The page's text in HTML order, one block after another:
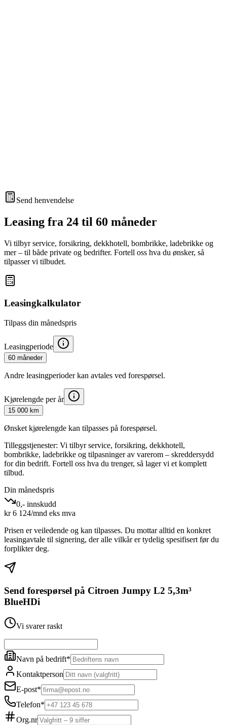
Send henvendelse
Leasing fra 24 til 60 måneder
Vi tilbyr service, forsikring, dekkhotell, bombrikke, ladebrikke og
mer – til både private og bedrifter. Fortell oss hva du ønsker, så
tilpasser vi tilbudet.
Leasingkalkulator
Tilpass din månedspris
Leasingperiode
60 måneder
Andre leasingperioder kan avtales ved forespørsel.
Kjørelengde per år
15 000 km
Ønsket kjørelengde kan tilpasses på forespørsel.
Tilleggstjenester: Vi tilbyr service, forsikring, dekkhotell,
bombrikke, ladebrikke og tilpasninger av varerom – skreddersydd
for din bedrift. Fortell oss hva du trenger, så lager vi et komplett
tilbud.
Din månedspris
0,- innskudd
kr6 124/mnd eks mva
Prisen er veiledende og kan tilpasses. Du mottar alltid en konkret
leasingavtale til signering, der alle vilkår er tydelig spesifisert før du
forplikter deg.
Send forespørsel på Citroen Jumpy L2 5,3m³
BlueHDi
Vi svarer raskt
Navn på bedrift*
Kontaktperson
E-post*
Telefon*
Org.nr